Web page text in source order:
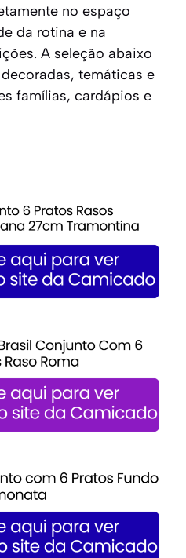
no espaço
da rotina e na
A seleção abaixo
temáticas e
famílias, cardápios e